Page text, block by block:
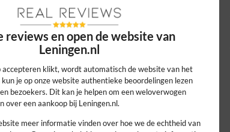
eenvoudig en kreeg snel
geregeld.
reviews en open de website van
Leningen.nl
accepteren klikt, wordt automatisch de website van het
je op onze website authentieke beoordelingen lezen
bezoekers. Dit kan je helpen om een weloverwogen
over een aankoop bij Leningen.nl.
meer informatie vinden over hoe we de echtheid van